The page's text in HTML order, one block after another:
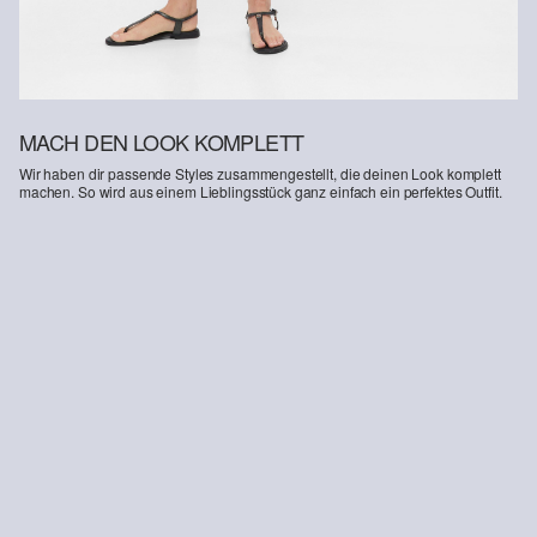
MACH DEN LOOK KOMPLETT
Wir haben dir passende Styles zusammengestellt, die deinen Look komplett
machen. So wird aus einem Lieblingsstück ganz einfach ein perfektes Outfit.